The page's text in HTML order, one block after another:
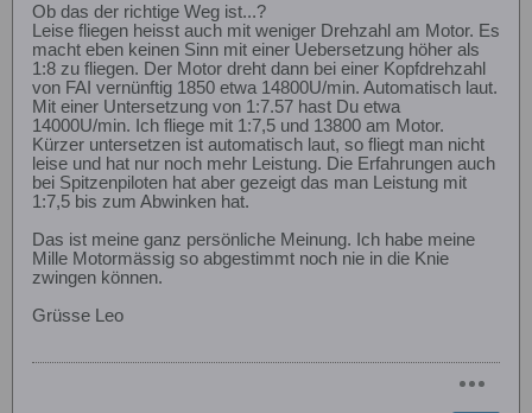
Ob das der richtige Weg ist...?
Leise fliegen heisst auch mit weniger Drehzahl am Motor. Es
macht eben keinen Sinn mit einer Uebersetzung höher als
1:8 zu fliegen. Der Motor dreht dann bei einer Kopfdrehzahl
von FAI vernünftig 1850 etwa 14800U/min. Automatisch laut.
Mit einer Untersetzung von 1:7.57 hast Du etwa
14000U/min. Ich fliege mit 1:7,5 und 13800 am Motor.
Kürzer untersetzen ist automatisch laut, so fliegt man nicht
leise und hat nur noch mehr Leistung. Die Erfahrungen auch
bei Spitzenpiloten hat aber gezeigt das man Leistung mit
1:7,5 bis zum Abwinken hat.
Das ist meine ganz persönliche Meinung. Ich habe meine
Mille Motormässig so abgestimmt noch nie in die Knie
zwingen können.
Grüsse Leo